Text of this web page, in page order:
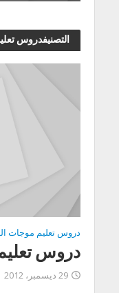
التصنيفدروس
دروس تعليم موجات
دروس
29 ديسمبر، 2012